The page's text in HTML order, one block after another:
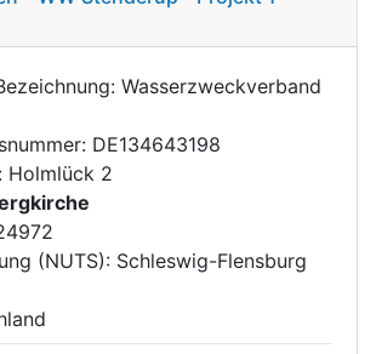
Wasserzweckverband
DE134643198
Holmlück 2
(NUTS): Schleswig-Flensburg